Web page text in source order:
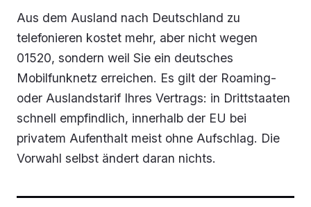
Aus dem Ausland nach Deutschland zu
telefonieren kostet mehr, aber nicht wegen
01520, sondern weil Sie ein deutsches
Mobilfunknetz erreichen. Es gilt der Roaming-
oder Auslandstarif Ihres Vertrags: in Drittstaaten
schnell empfindlich, innerhalb der EU bei
privatem Aufenthalt meist ohne Aufschlag. Die
Vorwahl selbst ändert daran nichts.